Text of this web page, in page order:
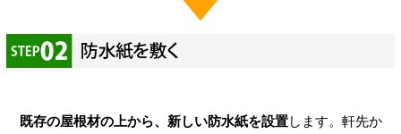
既存の屋根材の上から、新しい防水紙を設置します。軒先か